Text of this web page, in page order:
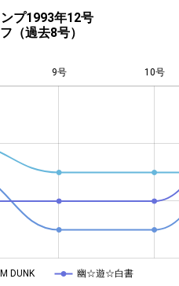
プ1993年12号
（過去8号）
9号 10号
DUNK 幽☆遊☆白書